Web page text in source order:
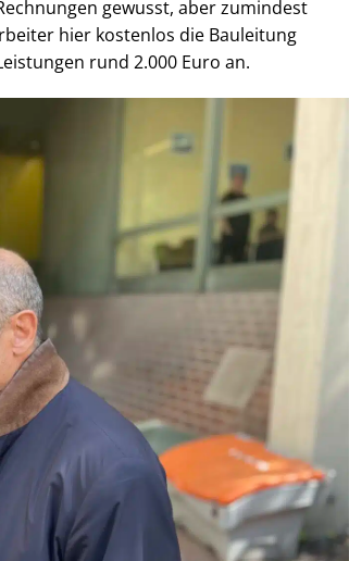
gewusst, aber zumindest
hier kostenlos die Bauleitung
rund 2.000 Euro an.